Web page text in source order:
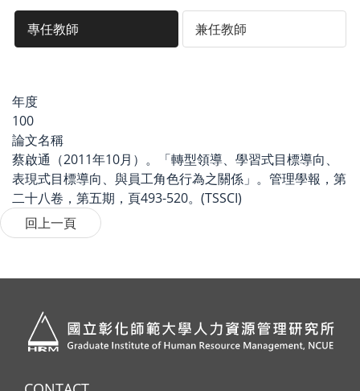
專任教師 兼任教師
年度
100
論文名稱
蔡啟通（2011年10月）。「轉型領導、學習式目標導向、
表現式目標導向、與員工角色行為之關係」。管理學報，第
二十八卷，第五期，頁493-520。(TSSCI)